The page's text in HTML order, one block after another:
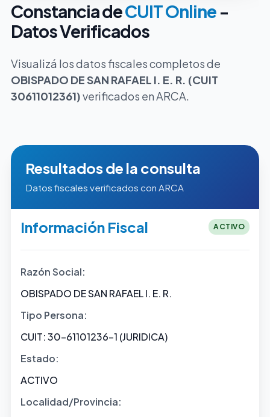
Constancia deCUIT Online -
Datos Verificados
Visualizá los datos fiscales completos de
OBISPADO DE SAN RAFAEL I. E. R. (CUIT
30611012361)verificados en ARCA.
Resultados de la consulta
Datos fiscales verificados con ARCA
Información Fiscal ACTIVO
Razón Social:
OBISPADO DE SAN RAFAEL I. E. R.
Tipo Persona:
CUIT: 30-61101236-1 (JURIDICA)
Estado:
ACTIVO
Localidad/Provincia: